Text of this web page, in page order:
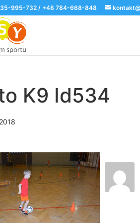
995-732 / +48 784-668-848
K9 Id534